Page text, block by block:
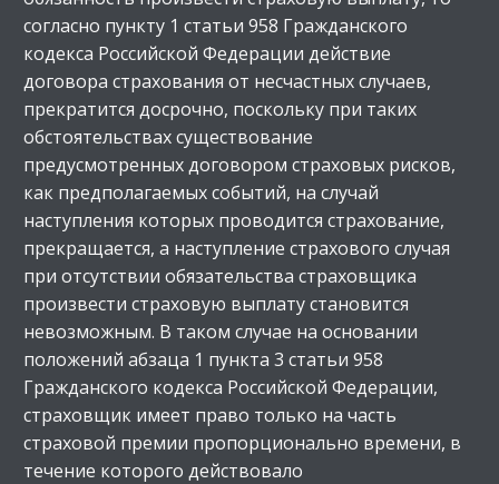
согласно пункту 1 статьи 958 Гражданского
кодекса Российской Федерации действие
договора страхования от несчастных случаев,
прекратится досрочно, поскольку при таких
обстоятельствах существование
предусмотренных договором страховых рисков,
как предполагаемых событий, на случай
наступления которых проводится страхование,
прекращается, а наступление страхового случая
при отсутствии обязательства страховщика
произвести страховую выплату становится
невозможным. В таком случае на основании
положений абзаца 1 пункта 3 статьи 958
Гражданского кодекса Российской Федерации,
страховщик имеет право только на часть
страховой премии пропорционально времени, в
течение которого действовало